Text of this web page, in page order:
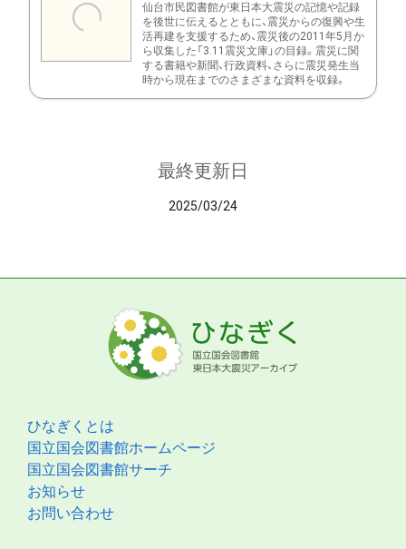
仙台市民図書館が東日本大震災の記憶や記録
を後世に伝えるとともに、震災からの復興や生
活再建を支援するため、震災後の2011年5月か
ら収集した「3.11震災文庫」の目録。震災に関
する書籍や新聞、行政資料、さらに震災発生当
時から現在までのさまざまな資料を収録。
最終更新日
2025/03/24
ひなぎくとは
国立国会図書館ホームページ
国立国会図書館サーチ
お知らせ
お問い合わせ